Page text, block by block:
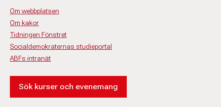
Om webbplatsen
Om kakor
Tidningen Fönstret
Socialdemokraternas studieportal
ABFs intranät
Sök kurser och evenemang